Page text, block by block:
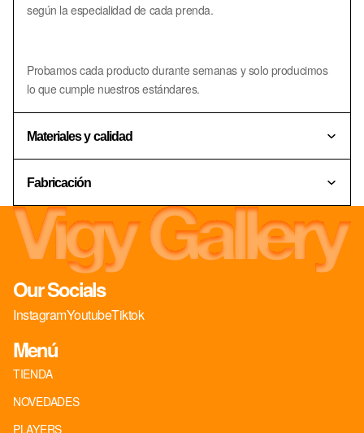
según la especialidad de cada prenda.
Probamos cada producto durante semanas y solo producimos
lo que cumple nuestros estándares.
Materiales y calidad
Fabricación
Our Socials
InstagramYoutubeTiktok
Menú
TIENDA
NOVEDADES
PLAYERS